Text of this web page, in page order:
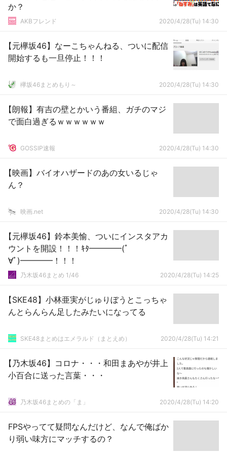
か？
AKBフレンド 2020/4/28(Tu) 14:30
【元欅坂46】なーこちゃんねる、ついに配信
開始するも一旦停止！！！
欅坂46まとめもり～ 2020/4/28(Tu) 14:30
【朗報】有吉の壁とかいう番組、ガチのマジ
で面白過ぎるｗｗｗｗｗｗ
GOSSIP速報 2020/4/28(Tu) 14:30
【映画】バイオハザードのあの女いるじゃ
ん？
映画.net 2020/4/28(Tu) 14:30
【元欅坂46】鈴本美愉、ついにインスタアカ
ウントを開設！！！ｷﾀ━━━━(ﾟ
∀ﾟ)━━━━！！！
乃木坂46まとめ 1/46 2020/4/28(Tu) 14:25
【SKE48】小林亜実がじゅりぼうとこっちゃ
んとらんらん足したみたいになってる
SKE48まとめはエメラルド（まとえめ） 2020/4/28(Tu) 14:21
【乃木坂46】コロナ・・・和田まあやが井上
小百合に送った言葉・・・
乃木坂46まとめの「ま」 2020/4/28(Tu) 14:20
FPSやってて疑問なんだけど、なんで俺ばか
り弱い味方にマッチするの？